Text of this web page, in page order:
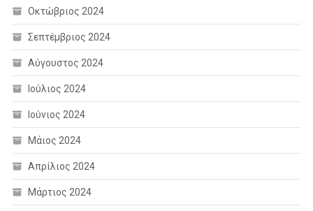
Οκτώβριος 2024
Σεπτέμβριος 2024
Αύγουστος 2024
Ιούλιος 2024
Ιούνιος 2024
Μάιος 2024
Απρίλιος 2024
Μάρτιος 2024